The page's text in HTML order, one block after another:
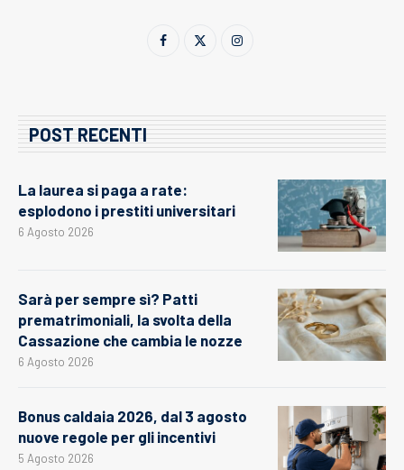
POST RECENTI
La laurea si paga a rate:
esplodono i prestiti universitari
6 Agosto 2026
Sarà per sempre sì? Patti
prematrimoniali, la svolta della
Cassazione che cambia le nozze
6 Agosto 2026
Bonus caldaia 2026, dal 3 agosto
nuove regole per gli incentivi
5 Agosto 2026